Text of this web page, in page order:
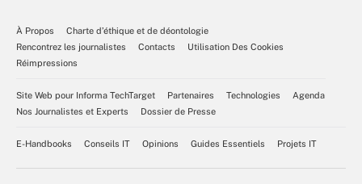
À Propos
Charte d’éthique et de déontologie
Rencontrez les journalistes
Contacts
Utilisation Des Cookies
Réimpressions
Site Web pour Informa TechTarget Partenaires Technologies
Agenda
Nos Journalistes et Experts
Dossier de Presse
E-Handbooks Conseils IT Opinions Guides Essentiels Projets IT